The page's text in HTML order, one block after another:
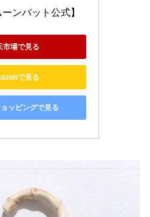
ンバット公式】
市場で見る
で見る
ッピングで見る